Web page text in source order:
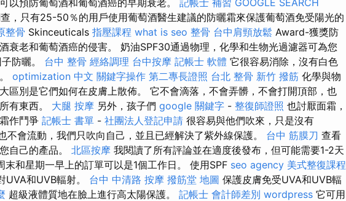
，只有25-50％的用戶使用葡萄酒醫生建議的防曬霜來保護葡萄酒免受陽光的
整骨 Skinceuticals 指壓課程 what is seo 整骨 台中肩頸放鬆 Award-獲獎防
衰老和葡萄酒癌的侵害。 奶油SPF30通過物理，化學和生物光過濾器可為您
防曬。 台中 整骨 經絡調理 台中按摩 記帳士 軟體 它很容易消除，沒有白色
optimization 中文 關鍵字操作 第二專長證照 台北 整骨 新竹 撥筋 化學與物
區別是它們如何在皮膚上散佈。 它不會滴落，不會弄髒，不會打開頂部，也
有東西。 大腿 按摩 另外，孩子們 google 關鍵字 - 整復師證照 也討厭面霜，
作鬥爭 記帳士 書單 - 社團法人登記申請 很容易與他們吹來，只是沒有
不會流動，我們只吹向自己，並且已經解決了紫外線保護。 台中 筋膜刀 查看
自己的產品。 北區按摩 我閱讀了所有評論並在適度後發布，但可能需要1-2天
末和星期一早上的訂單可以是1個工作日。 使用SPF seo agency 美式整復課程
UVA和UVB輻射。 台中 中清路 按摩 撥筋堂 地圖 保護皮膚免受UVA和UVB輻
超級液體質地在臉上進行高太陽保護。 記帳士 會計師差別 wordpress 它可用